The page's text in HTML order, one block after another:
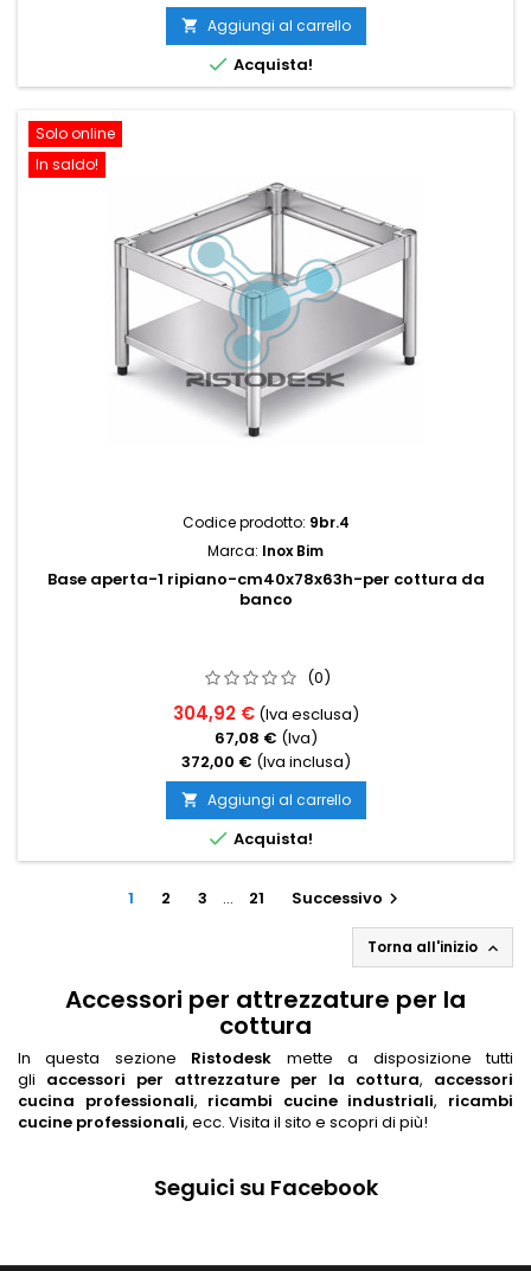
 Aggiungi al carrello
 Acquista!
Solo online
In saldo!
Codice prodotto: 9br.4
Marca: Inox Bim
Base aperta-1 ripiano-cm40x78x63h-per cottura da
banco
(0)
304,92 € (Iva esclusa)
67,08 € (Iva)
372,00 € (Iva inclusa)
 Aggiungi al carrello
 Acquista!
1 2 3 … 21 Successivo 
Torna all'inizio 
Accessori per attrezzature per la
cottura
In questa sezione Ristodesk mette a disposizione tutti
gli accessori per attrezzature per la cottura, accessori
cucina professionali, ricambi cucine industriali, ricambi
cucine professionali, ecc. Visita il sito e scopri di più!
Seguici su Facebook